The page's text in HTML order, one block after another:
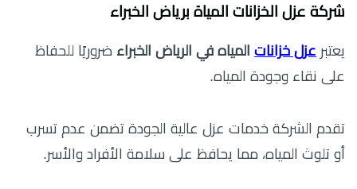
شركة عزل الخزانات المياة برياض الخبراء
يعتبرعزل خزاناتالمياه في الرياض الخبراءضروريًا للحفاظ
على نقاء وجودة المياه.
تقدم الشركة خدمات عزل عالية الجودة تضمن عدم تسرب
أو تلوث المياه، مما يحافظ على سلامة الأفراد والأسر.